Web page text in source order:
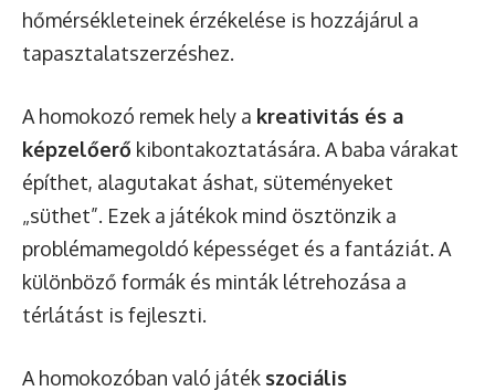
hőmérsékleteinek érzékelése is hozzájárul a
tapasztalatszerzéshez.
A homokozó remek hely a kreativitás és a
képzelőerő kibontakoztatására. A baba várakat
építhet, alagutakat áshat, süteményeket
„süthet”. Ezek a játékok mind ösztönzik a
problémamegoldó képességet és a fantáziát. A
különböző formák és minták létrehozása a
térlátást is fejleszti.
A homokozóban való játék szociális